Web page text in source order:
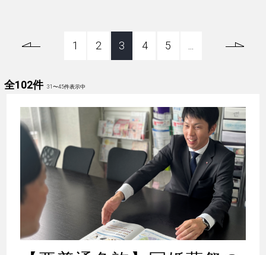
1 2 3 4 5
全102件 31〜45件表示中